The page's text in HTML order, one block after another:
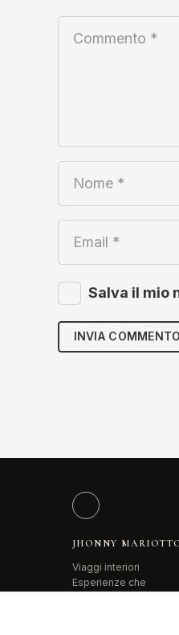
Salva il mio
INVIA COMMENTO
JHONNY
Viaggi interiori
Esperienze che